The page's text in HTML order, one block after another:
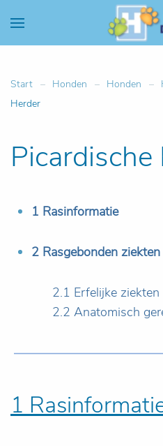
Start Honden Honden
Herder
1 Rasinformatie
2 Rasgebonden ziekten
2.1 Erfelijke ziekten
2.2 Anatomisch
1